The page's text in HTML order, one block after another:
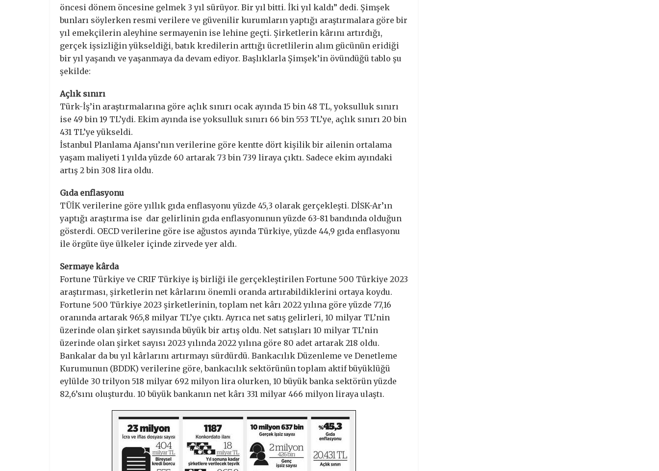
öncesi dönem öncesine gelmek 3 yıl sürüyor. Bir yıl bitti. İki yıl kaldı” dedi. Şimşek
bunları söylerken resmi verilere ve güvenilir kurumların yaptığı araştırmalara göre bir
yıl emekçilerin aleyhine sermayenin ise lehine geçti. Şirketlerin kârını artırdığı,
gerçek işsizliğin yükseldiği, batık kredilerin arttığı ücretlilerin alım gücünün eridiği
bir yıl yaşandı ve yaşanmaya da devam ediyor. Başlıklarla Şimşek’in övündüğü tablo şu
şekilde:
Açlık sınırı
Türk-İş’in araştırmalarına göre açlık sınırı ocak ayında 15 bin 48 TL, yoksulluk sınırı
ise 49 bin 19 TL’ydi. Ekim ayında ise yoksulluk sınırı 66 bin 553 TL’ye, açlık sınırı 20 bin
431 TL’ye yükseldi.
İstanbul Planlama Ajansı’nın verilerine göre kentte dört kişilik bir ailenin ortalama
yaşam maliyeti 1 yılda yüzde 60 artarak 73 bin 739 liraya çıktı. Sadece ekim ayındaki
artış 2 bin 308 lira oldu.
Gıda enflasyonu
TÜİK verilerine göre yıllık gıda enflasyonu yüzde 45,3 olarak gerçekleşti. DİSK-Ar’ın
yaptığı araştırma ise dar gelirlinin gıda enflasyonunun yüzde 63-81 bandında olduğun
gösterdi. OECD verilerine göre ise ağustos ayında Türkiye, yüzde 44,9 gıda enflasyonu
ile örgüte üye ülkeler içinde zirvede yer aldı.
Sermaye kârda
Fortune Türkiye ve CRIF Türkiye iş birliği ile gerçekleştirilen Fortune 500 Türkiye 2023
araştırması, şirketlerin net kârlarını önemli oranda artırabildiklerini ortaya koydu.
Fortune 500 Türkiye 2023 şirketlerinin, toplam net kârı 2022 yılına göre yüzde 77,16
oranında artarak 965,8 milyar TL’ye çıktı. Ayrıca net satış gelirleri, 10 milyar TL’nin
üzerinde olan şirket sayısında büyük bir artış oldu. Net satışları 10 milyar TL’nin
üzerinde olan şirket sayısı 2023 yılında 2022 yılına göre 80 adet artarak 218 oldu.
Bankalar da bu yıl kârlarını artırmayı sürdürdü. Bankacılık Düzenleme ve Denetleme
Kurumunun (BDDK) verilerine göre, bankacılık sektörünün toplam aktif büyüklüğü
eylülde 30 trilyon 518 milyar 692 milyon lira olurken, 10 büyük banka sektörün yüzde
82,6’sını oluşturdu. 10 büyük bankanın net kârı 331 milyar 466 milyon liraya ulaştı.